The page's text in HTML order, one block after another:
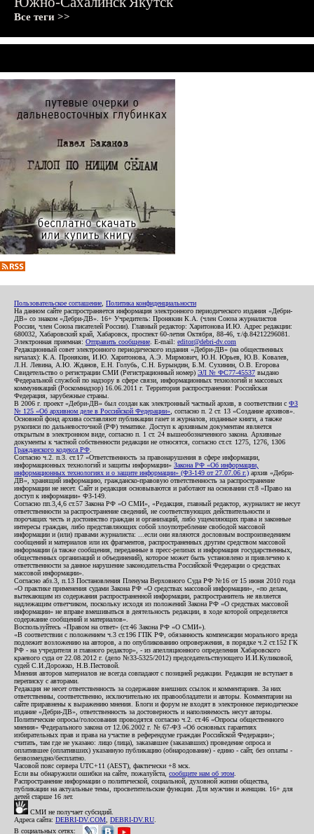
Все теги >>
Пользовательское соглашение Политика конфиденциальности
На данном сайте распространяется информация электронного периодического издания «Дебри-
ДВ» со знаком «Дебри-ДВ». 16+ Учредитель: Пронякин К.А. (член Союза журналистов
России, член Союза писателей России). Главный редактор: Харитонова И.Ю. Адрес редакции:
680032, Хабаровский край, Хабаровск, проспект 60-летия Октября, 88-46, т./ф.84212296081.
Электронная приемная: Отправить сообщение . E-mail: editor@debri-dv.com
Редакционный совет электронного периодического издания «Дебри-ДВ» (на общественных
началах): К.А. Пронякин, И.Ю. Харитонова, А.Э. Мирмович, Ю.Н. Юрьев, Ю.В. Ковалев,
Л.Н. Левина, А.Ю. Жданов, Е.Н. Голубь, С.Н. Бурындин, Б.М. Сухинин, О.В. Егорова
Свидетельство о регистрации СМИ (Регистрационный номер) ЭЛ № ФС77-45537 выдано
Федеральной службой по надзору в сфере связи, информационных технологий и массовых
коммуникаций (Роскомнадзор) 16.06.2011 г. Территория распространения: Российская
Федерация, зарубежные страны.
В 2006 г. проект «Дебри-ДВ» был создан как электронный частный архив, в соответствии с ФЗ
№ 125 «Об архивном деле в Российской Федерации» , согласно п. 2 ст. 13 «Создание архивов».
Основной фонд архива составляют публикации газет и журналов, изданные книги, а также
рукописи по дальневосточной (РФ) тематике. Доступ к архивным документам является
открытым в электронном виде, согласно п. 1 ст. 24 вышеобозначенного закона. Архивные
документы к частной собственности редакции не относятся, согласно ст.ст. 1275, 1276, 1306
Гражданского кодекса РФ
Согласно ч.2. п.3. ст.17 «Ответственность за правонарушения в сфере информации,
информационных технологий и защиты информации» Закона РФ «Об информации,
информационных технологиях и о защите информации» (ФЗ-149 от 27.07.06 г.) архив «Дебри-
ДВ», хранящий информацию, гражданско-правовую ответственность за распространение
информации не несет. Сайт и редакция основываются и работают на основании ст.8 «Право на
доступ к информации» ФЗ-149.
Согласно пп.3,4,6 ст.57 Закона РФ «О СМИ», «Редакция, главный редактор, журналист не несут
ответственности за распространение сведений, не соответствующих действительности и
порочащих честь и достоинство граждан и организаций, либо ущемляющих права и законные
интересы граждан, либо представляющих собой злоупотребление свободой массовой
информации и (или) правами журналиста: ...если они являются дословным воспроизведением
сообщений и материалов или их фрагментов, распространенных другим средством массовой
информации (а также сообщения, переданные в пресс-релизах и информация государственных,
общественных организаций и объединений), которое может быть установлено и привлечено к
ответственности за данное нарушение законодательства Российской Федерации о средствах
массовой информации».
Согласно абз.3, п.13 Постановления Пленума Верховного Суда РФ №16 от 15 июня 2010 года
«О практике применения судами Закона РФ «О средствах массовой информации», «по делам,
вытекающим из содержания распространенной информации, распространитель не является
надлежащим ответчиком, поскольку исходя из положений Закона РФ «О средствах массовой
информации» не вправе вмешиваться в деятельность редакции, в ходе которой определяется
содержание сообщений и материалов».
Воспользуйтесь «Правом на ответ» (ст.46 Закона РФ «О СМИ»).
«В соответствии с положением ч.3 ст.196 ГПК РФ, обязанность компенсации морального вреда
подлежит возложению на авторов, а по опубликованию опровержения, в порядке ч.2 ст.152 ГК
РФ - на учредителя и главного редактор», - из апелляционного определения Хабаровского
краевого суда от 22.08.2012 г. (дело №33-5325/2012) председательствующего И.И.Куликовой,
судей С.И.Дорожко, Н.В.Пестовой.
Мнения авторов материалов не всегда совпадают с позицией редакции. Редакция не вступает в
переписку с авторами.
Редакция не несет ответственность за содержание внешних ссылок и комментариев. За них
ответственны, соответственно, исключительно их правообладатели и авторы. Комментарии на
сайте приравнены к выражению мнения. Блоги и форум не входят в электронное периодическое
издание «Дебри-ДВ», ответственность за достоверность и наполняемость несут авторы.
Политические опросы/голосования проводятся согласно ч.2. ст.46 «Опросы общественного
мнения» Федерального закона от 12.06.2002 г. № 67-ФЗ «Об основных гарантиях
избирательных прав и права на участие в референдуме граждан Российской Федерации»;
считать, там где не указано: лицо (лица), заказавшее (заказавших) проведение опроса и
оплатившее (оплативших) указанную публикацию (обнародование) - едино - сайт, без оплаты -
безвозмездно/бесплатно.
Часовой пояс сервера UTC+11 (AEST), фактически +8 мск.
Если вы обнаружили ошибки на сайте, пожалуйста, сообщите нам об этом
Распространение информации о политической, социальной, духовной жизни общества,
публикации на актуальные темы, просветительские функции. Для мужчин и женщин. 16+ для
детей старше 16 лет.
СМИ не получает субсидий.
Адреса сайта: DEBRI-DV.COM DEBRI-DV.RU
В социальных сетях: